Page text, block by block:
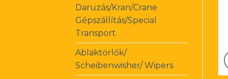
Daruzás/Kran/Crane
Gépszállítás/Special
Transport
Ablaktörlők/
Scheibenwisher/ Wipers